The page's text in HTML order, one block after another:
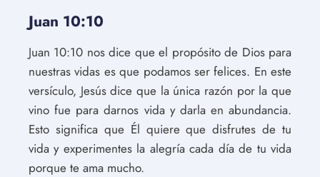
Juan 10:10
Juan 10:10 nos dice que el propósito de Dios para
nuestras vidas es que podamos ser felices. En este
versículo, Jesús dice que la única razón por la que
vino fue para darnos vida y darla en abundancia.
Esto significa que Él quiere que disfrutes de tu
vida y experimentes la alegría cada día de tu vida
porque te ama mucho.